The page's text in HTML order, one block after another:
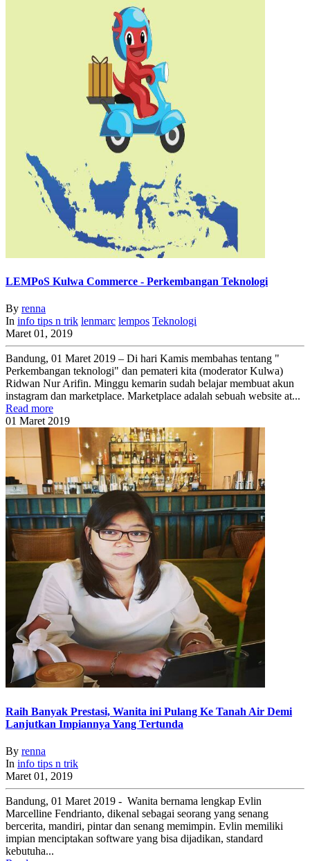
LEMPoS Kulwa Commerce - Perkembangan Teknologi
By renna
In info tips n trik lenmarc lempos Teknologi
Maret 01, 2019
Bandung, 01 Maret 2019 – Di hari Kamis membahas tentang "
Perkembangan teknologi" dan pemateri kita (moderator Kulwa)
Ridwan Nur Arifin. Minggu kemarin sudah belajar membuat akun
instagram dan marketplace. Marketplace adalah sebuah website at...
Read more
01 Maret 2019
Raih Banyak Prestasi, Wanita ini Pulang Ke Tanah Air Demi
Lanjutkan Impiannya Yang Tertunda
By renna
In info tips n trik
Maret 01, 2019
Bandung, 01 Maret 2019 - Wanita bernama lengkap Evlin
Marcelline Fendrianto, dikenal sebagai seorang yang senang
bercerita, mandiri, pintar dan senang memimpin. Evlin memiliki
impian menciptakan software yang bisa dijadikan, standard
kebutuha...